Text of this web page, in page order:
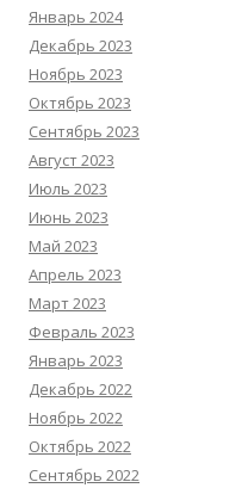
Январь 2024
Декабрь 2023
Ноябрь 2023
Октябрь 2023
Сентябрь 2023
Август 2023
Июль 2023
Июнь 2023
Май 2023
Апрель 2023
Март 2023
Февраль 2023
Январь 2023
Декабрь 2022
Ноябрь 2022
Октябрь 2022
Сентябрь 2022